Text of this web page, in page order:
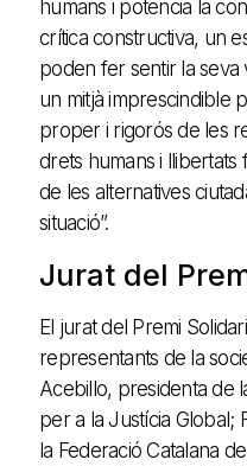
humans i potencia la
crítica constructiva, un
poden fer sentir la seva
un mitjà imprescindible
proper i rigorós de les
drets humans i llibertats
de les alternatives
situació”.
Jurat del
El jurat del Premi
representants de la
Acebillo, presidenta de
per a la Justícia Global;
la Federació Catalana